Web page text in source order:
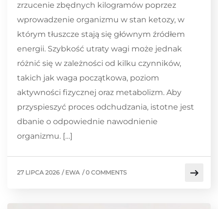
zrzucenie zbędnych kilogramów poprzez
wprowadzenie organizmu w stan ketozy, w
którym tłuszcze stają się głównym źródłem
energii. Szybkość utraty wagi może jednak
różnić się w zależności od kilku czynników,
takich jak waga początkowa, poziom
aktywności fizycznej oraz metabolizm. Aby
przyspieszyć proces odchudzania, istotne jest
dbanie o odpowiednie nawodnienie
organizmu. […]
27 LIPCA 2026 / EWA /0 COMMENTS